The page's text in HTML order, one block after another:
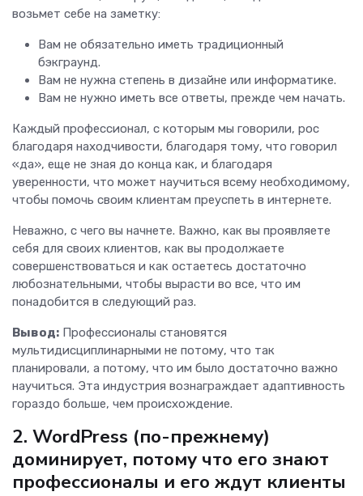
возьмет себе на заметку:
Вам не обязательно иметь традиционный
бэкграунд.
Вам не нужна степень в дизайне или информатике.
Вам не нужно иметь все ответы, прежде чем начать.
Каждый профессионал, с которым мы говорили, рос
благодаря находчивости, благодаря тому, что говорил
«да», еще не зная до конца как, и благодаря
уверенности, что может научиться всему необходимому,
чтобы помочь своим клиентам преуспеть в интернете.
Неважно, с чего вы начнете. Важно, как вы проявляете
себя для своих клиентов, как вы продолжаете
совершенствоваться и как остаетесь достаточно
любознательными, чтобы вырасти во все, что им
понадобится в следующий раз.
Вывод: Профессионалы становятся
мультидисциплинарными не потому, что так
планировали, а потому, что им было достаточно важно
научиться. Эта индустрия вознаграждает адаптивность
гораздо больше, чем происхождение.
2. WordPress (по-прежнему)
доминирует, потому что его знают
профессионалы и его ждут клиенты